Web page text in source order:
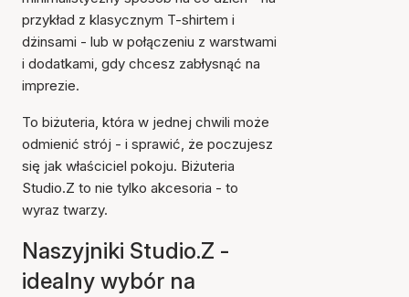
przykład z klasycznym T-shirtem i
dżinsami - lub w połączeniu z warstwami
i dodatkami, gdy chcesz zabłysnąć na
imprezie.
To biżuteria, która w jednej chwili może
odmienić strój - i sprawić, że poczujesz
się jak właściciel pokoju. Biżuteria
Studio.Z to nie tylko akcesoria - to
wyraz twarzy.
Naszyjniki Studio.Z -
idealny wybór na